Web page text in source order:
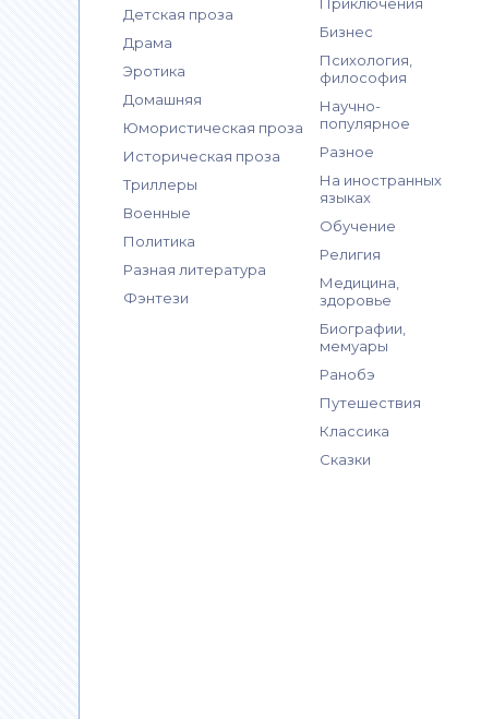
Детская проза
Драма
Эротика
Домашняя
Юмористическая проза
Историческая проза
Триллеры
Военные
Политика
Разная литература
Фэнтези
Бизнес
Психология,
философия
Научно-
популярное
Разное
На иностранных
языках
Обучение
Религия
Медицина,
здоровье
Биографии,
мемуары
Ранобэ
Путешествия
Классика
Сказки